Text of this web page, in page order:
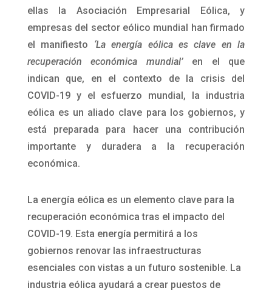
ellas la Asociación Empresarial Eólica, y
empresas del sector eólico mundial han firmado
el manifiesto ‘La energía eólica es clave en la
recuperación económica mundial’en el que
indican que, en el contexto de la crisis del
COVID-19 y el esfuerzo mundial, la industria
eólica es un aliado clave para los gobiernos, y
está preparada para hacer una contribución
importante y duradera a la recuperación
económica.
La energía eólica es un elemento clave para la
recuperación económica tras el impacto del
COVID-19. Esta energía permitirá a los
gobiernos renovar las infraestructuras
esenciales con vistas a un futuro sostenible. La
industria eólica ayudará a crear puestos de